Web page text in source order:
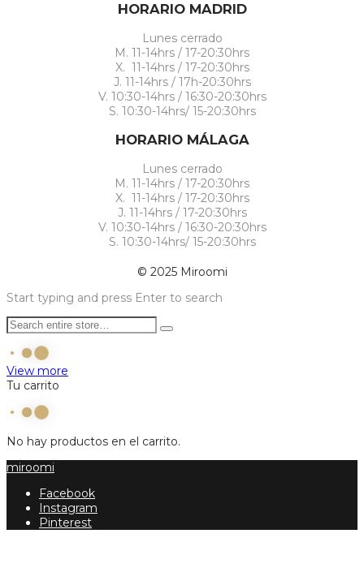
HORARIO MADRID
Lunes cerrado
M. 11-14hrs / 17-20:30hrs
X. 11-14hrs / 17-20:30hrs
J. 11-14hrs / 17h-20:30hrs
V. 10:30-14hrs / 16:30-20:30hrs
S. 10:30-14hrs/ 15-20:30hrs
HORARIO MÁLAGA
Lunes cerrado
M. 11-14hrs / 17-20:30hrs
X. 11-14hrs / 17-20:30hrs
J. 11-14hrs / 17-20:30hrs
V. 10:30-14hrs / 16:30-20:30hrs
S. 10:30-14hrs/ 15-20:30hrs
© 2025 Miroomi
Start typing and press Enter to search
View more
Tu carrito
No hay productos en el carrito.
miroomi
Facebook
Instagram
Pinterest